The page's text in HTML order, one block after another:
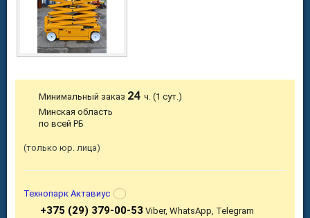
Минимальный заказ 24ч. (1 сут.)
Минская область
по всей РБ
только юр. лица
Технопарк Актавиус
+375 (29) 379-00-53 Viber, WhatsApp, Telegram